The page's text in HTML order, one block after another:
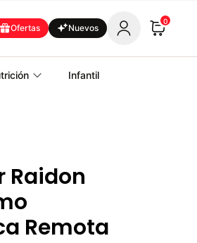
Ofertas Nuevos
0
Infantil
Raidon
Remota